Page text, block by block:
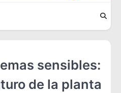
sensibles:
de la planta